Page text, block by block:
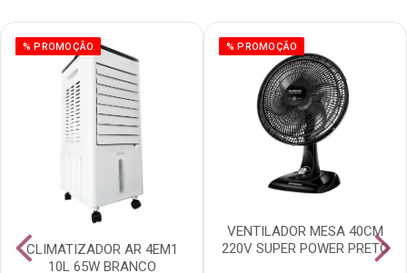
% PROMOÇÃO
CLIMATIZADOR AR 4EM1
10L 65W BRANCO
% PROMOÇÃO
VENTILADOR MESA 40CM
220V SUPER POWER PRETO